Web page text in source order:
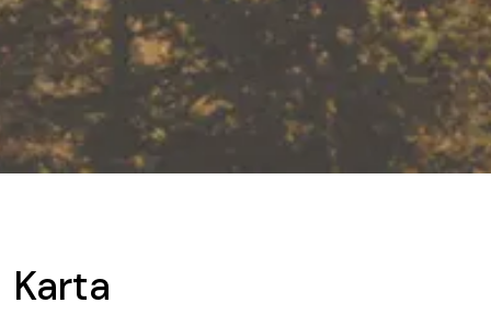
Karta